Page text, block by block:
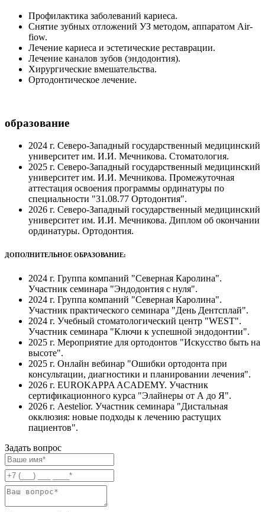
Профилактика заболеваний кариеса.
Снятие зубных отложений УЗ методом, аппаратом Аir-
fiow.
Лечение кариеса и эстетические реставрации.
Лечение каналов зубов (эндодонтия).
Хирургические вмешательства.
Ортодонтическое лечение.
образование
2024 г. Северо-Западный государственный медицинский
университет им. И.И. Мечникова. Стоматология.
2025 г. Северо-Западный государственный медицинский
университет им. И.И. Мечникова. Промежуточная
аттестация освоения программы ординатуры по
специальности "31.08.77 Ортодонтия".
2026 г. Северо-Западный государственный медицинский
университет им. И.И. Мечникова. Диплом об окончании
ординатуры. Ортодонтия.
ДОПОЛНИТЕЛЬНОЕ ОБРАЗОВАНИЕ:
2024 г. Группа компаний "Северная Каролина".
Участник семинара "Эндодонтия с нуля".
2024 г. Группа компаний "Северная Каролина".
Участник практического семинара "День Дентсплай".
2024 г. Учебный стоматологический центр "WEST".
Участник семинара "Ключи к успешной эндодонтии".
2025 г. Мероприятие для ортодонтов "Искусство быть на
высоте".
2025 г. Онлайн вебинар "Ошибки ортодонта при
консультации, диагностики и планировании лечения".
2026 г. EUROKAPPA ACADEMY. Участник
сертификационного курса "Элайнеры от А до Я".
2026 г. Aestelior. Участник семинара "Дистальная
окклюзия: новые подходы к лечению растущих
пациентов".
Задать вопрос